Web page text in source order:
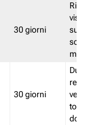
30 giorni
visto
30 giorni
torna
dopo